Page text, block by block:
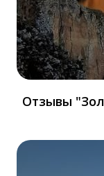
Отзывы